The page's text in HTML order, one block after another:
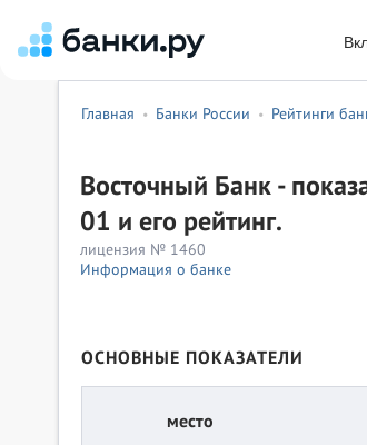
Главная • Банки России • Рейтинги
Восточный Банк -
01 и его рейтинг.
лицензия № 1460
Информация о банке
ОСНОВНЫЕ ПОКАЗАТЕЛИ
место